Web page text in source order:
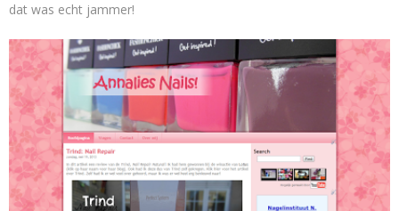
dat was echt jammer!